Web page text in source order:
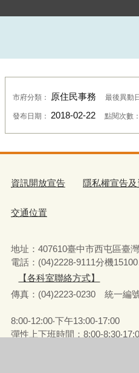
市府分類： 原住民事務 最後異動
發布日期： 2018-02-22 點閱次數：
資訊開放宣告 隱私權宣告
交通位置
地址：407610臺中市西屯區臺
電話：(04)2228-9111分機
【各科室聯絡方式】
傳真：(04)2223-0230 統一編
服務時
8:00-12:00‧下午13:00-17:00
彈性上下班時間：8:00-